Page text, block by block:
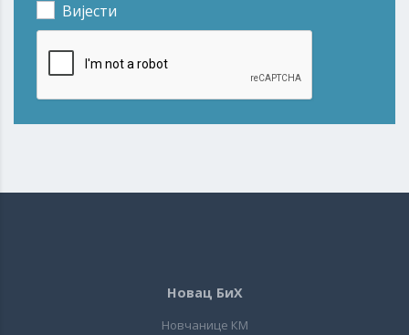
Вијести
Новац БиХ
Новчанице КМ